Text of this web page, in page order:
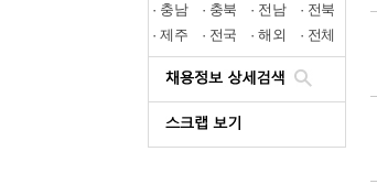
· 충남 · 충북 · 전남 · 전북
· 제주 · 전국 · 해외 · 전체